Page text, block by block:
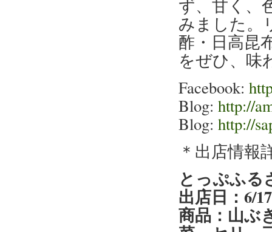
ず、甘く、
みました。
酢・日高昆
をぜひ、味
Facebook:
Blog: http://
Blog: http://
＊出店情報
とっぷふる
出店日：6/
商品：山ぶ